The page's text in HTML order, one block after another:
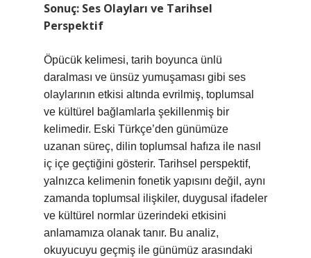
Sonuç: Ses Olayları ve Tarihsel
Perspektif
Öpücük kelimesi, tarih boyunca ünlü
daralması ve ünsüz yumuşaması gibi ses
olaylarının etkisi altında evrilmiş, toplumsal
ve kültürel bağlamlarla şekillenmiş bir
kelimedir. Eski Türkçe’den günümüze
uzanan süreç, dilin toplumsal hafıza ile nasıl
iç içe geçtiğini gösterir. Tarihsel perspektif,
yalnızca kelimenin fonetik yapısını değil, aynı
zamanda toplumsal ilişkiler, duygusal ifadeler
ve kültürel normlar üzerindeki etkisini
anlamamıza olanak tanır. Bu analiz,
okuyucuyu geçmiş ile günümüz arasındaki